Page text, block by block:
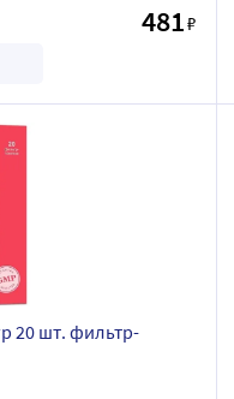
481₽
20 шт. фильтр-